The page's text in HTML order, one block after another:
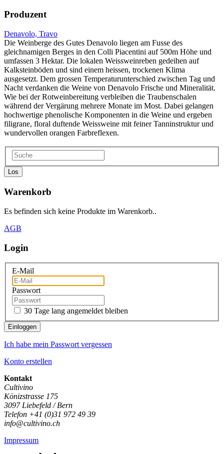
Produzent
Denavolo, Travo
Die Weinberge des Gutes Denavolo liegen am Fusse des
gleichnamigen Berges in den Colli Piacentini auf 500m Höhe und
umfassen 3 Hektar. Die lokalen Weissweinreben gedeihen auf
Kalksteinböden und sind einem heissen, trockenen Klima
ausgesetzt. Dem grossen Temperaturunterschied zwischen Tag und
Nacht verdanken die Weine von Denavolo Frische und Mineralität.
Wie bei der Rotweinbereitung verbleiben die Traubenschalen
während der Vergärung mehrere Monate im Most. Dabei gelangen
hochwertige phenolische Komponenten in die Weine und ergeben
filigrane, floral duftende Weissweine mit feiner Tanninstruktur und
wundervollen orangen Farbreflexen.
Los
Warenkorb
Es befinden sich keine Produkte im Warenkorb..
AGB
Login
E-Mail
Passwort
30 Tage lang angemeldet bleiben
Einloggen
Ich habe mein Passwort vergessen
Konto erstellen
Kontakt
Cultivino
Könizstrasse 175
3097 Liebefeld / Bern
Telefon +41 (0)31 972 49 39
info@cultivino.ch
Impressum